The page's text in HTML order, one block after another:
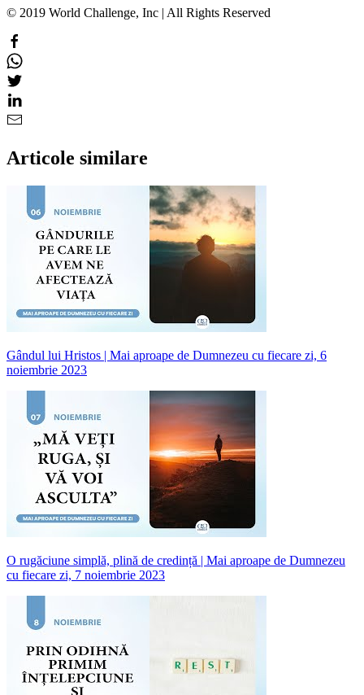
© 2019 World Challenge, Inc | All Rights Reserved
Articole similare
Gândul lui Hristos | Mai aproape de Dumnezeu cu fiecare zi, 6
noiembrie 2023
O rugăciune simplă, plină de credință | Mai aproape de Dumnezeu
cu fiecare zi, 7 noiembrie 2023